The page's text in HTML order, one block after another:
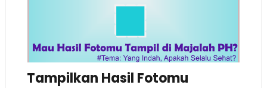
Tampilkan Hasil Fotomu